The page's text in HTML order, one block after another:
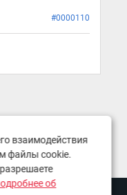
#0000110
взаимодействия
файлы cookie.
об